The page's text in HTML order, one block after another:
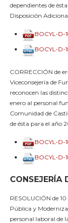
dependientes de
Disposición
BOCYL-D-
BOCYL-D-
CORRECCIÓN de
Viceconsejería de
reconocen las
enero al personal
Comunidad de
de ésta para el año
BOCYL-D-
BOCYL-D-
CONSEJERÍA
RESOLUCIÓN de
Pública y
personal laboral de